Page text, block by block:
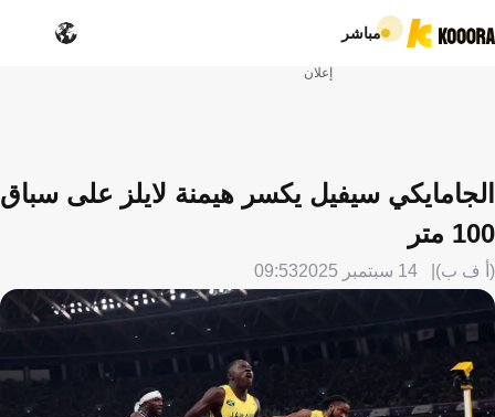
مباشر
إعلان
الجامايكي سيفيل يكسر هيمنة لايلز على سباق
100 متر
(أ ف ب) 14 سبتمبر 2025 09:53